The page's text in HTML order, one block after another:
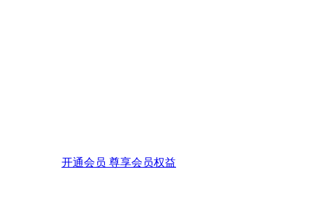
开通会员 尊享会员权益